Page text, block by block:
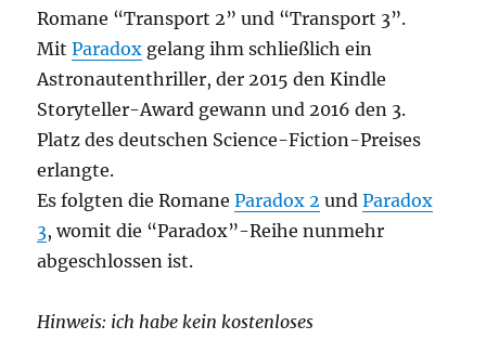
Romane “Transport 2” und “Transport 3”.
MitParadox gelang ihm schließlich ein
Astronautenthriller, der 2015 den Kindle
Storyteller-Award gewann und 2016 den 3.
Platz des deutschen Science-Fiction-Preises
erlangte.
Es folgten die RomaneParadox 2 undParadox
3, womit die “Paradox”-Reihe nunmehr
abgeschlossen ist.
Hinweis: ich habe kein kostenloses